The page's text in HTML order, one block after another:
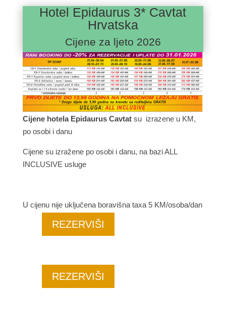
Hotel Epidaurus 3* Cavtat
Hrvatska
Cijene za ljeto 2026
Cijene hotela Epidaurus Cavtatsu izrazene u KM,
po osobi i danu
Cijene su izražene po osobi i danu, na bazi ALL
INCLUSIVE usluge
U cijenu nije uključena boravišna taxa 5 KM/osoba/dan
REZERVIŠI
REZERVIŠI